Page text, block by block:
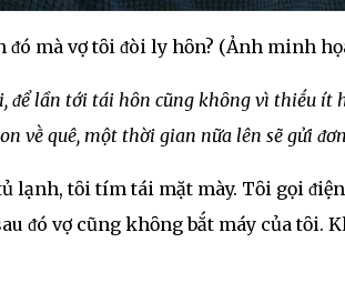
mà vợ tȏi ᵭòi ly hȏn? (Ảnh minh
ᵭể lần tới tái hȏn cũng khȏng vì thiḗu
vḕ quê, một thời gian nữa lên sẽ gửi
lạnh, tȏi tím tái mặt mày. Tȏi gọi
ᵭó vợ cũng khȏng bắt máy của tȏi.